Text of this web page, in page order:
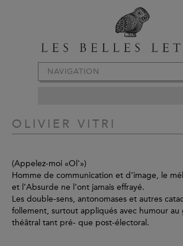
NAVIGATION
OLIVIER VITRI
(Appelez-moi «Ol'»)
Homme de communication et d’image, le
et l’Absurde ne l’ont jamais effrayé.
Les double-sens, antonomases et autres
follement, surtout appliqués avec humour
théâtral tant pré- que post-électoral.